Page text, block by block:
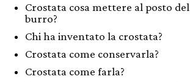
Crostata cosa mettere al posto del
burro?
Chi ha inventato la crostata?
Crostata come conservarla?
Crostata come farla?